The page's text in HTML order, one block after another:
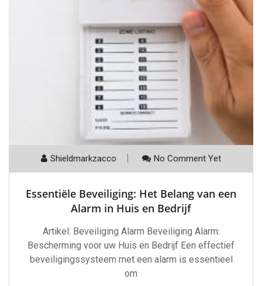
Shieldmarkzacco No Comment Yet
Essentiële Beveiliging: Het Belang van een
Alarm in Huis en Bedrijf
Artikel: Beveiliging Alarm Beveiliging Alarm:
Bescherming voor uw Huis en Bedrijf Een effectief
beveiligingssysteem met een alarm is essentieel
om